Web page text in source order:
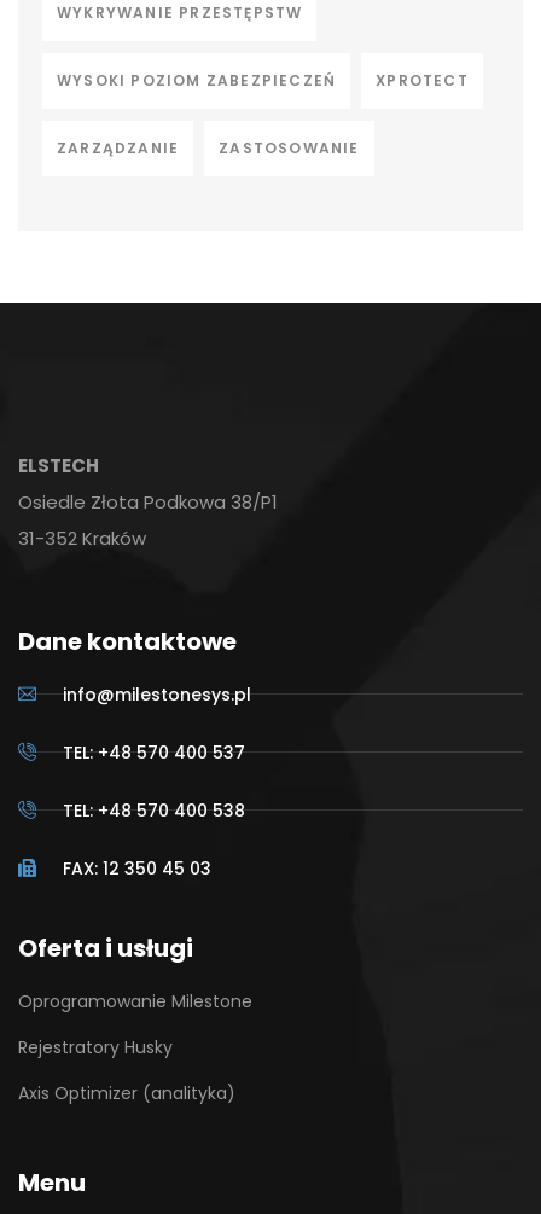
WYKRYWANIE PRZESTĘPSTW
WYSOKI POZIOM ZABEZPIECZEŃ XPROTECT
ZARZĄDZANIE ZASTOSOWANIE
ELSTECH
Osiedle Złota Podkowa 38/P1
31-352 Kraków
Dane kontaktowe
info@milestonesys.pl
TEL: +48 570 400 537
TEL: +48 570 400 538
FAX: 12 350 45 03
Oferta i usługi
Oprogramowanie Milestone
Rejestratory Husky
Axis Optimizer (analityka)
Menu